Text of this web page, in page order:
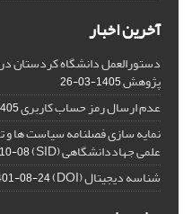
آخرین اخبار
دستورالعمل دانشگاه کردستان
پژوهش1405-03-26
عدم ارسال رمز حساب کاربری03-17
نمایه سازی فصلنامه سیاست ها و
علمی جهاددانشگاهی (SID) 08
شناسه دیجیتال (DOI) 08-24